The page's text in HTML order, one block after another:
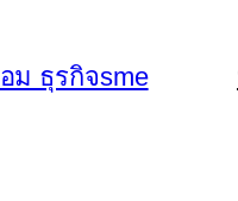
ม ธุรกิจsme